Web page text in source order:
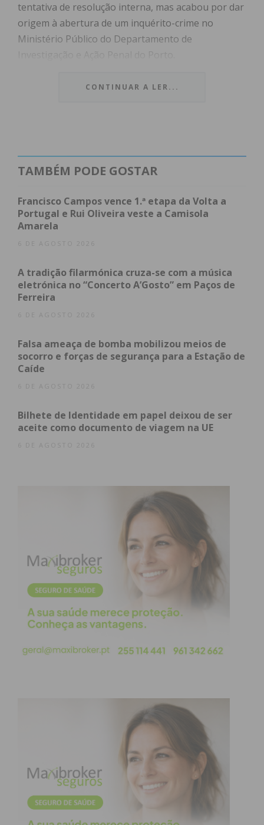
tentativa de resolução interna, mas acabou por dar
origem à abertura de um inquérito-crime no
Ministério Público do Departamento de
Apesar de não esclarecer quais os factos que se
O caso, tornado público por denúncia anónima
realizada ao JN, dava ainda nota de que, por
retaliação contra quem teria denunciado o caso, o
denunciado teria promovido alterações nas escalas
de serviços, que tiveram impacto na atividade
escalas “foram ajustadas no início do ano, no
quadro da gestão do efetivo e da adequada
temporárias de alguns militares, por motivos de
baixa médica ou de apoio à família, o serviço à
população foi assegurado”.
Assine nossa newsletter por e-mail e
obtenha de forma regular a informação
atualizada.
Eu li e concordo com ostermos e
condições
CONTINUAR A LER...
TAMBÉM PODE GOSTAR
Francisco Campos vence 1.ª etapa da Volta a
Portugal e Rui Oliveira veste a Camisola
Amarela
6 DE AGOSTO 2026
A tradição filarmónica cruza-se com a música
eletrónica no “Concerto A’Gosto” em Paços de
Ferreira
6 DE AGOSTO 2026
Falsa ameaça de bomba mobilizou meios de
socorro e forças de segurança para a Estação de
Caíde
6 DE AGOSTO 2026
Bilhete de Identidade em papel deixou de ser
aceite como documento de viagem na UE
6 DE AGOSTO 2026